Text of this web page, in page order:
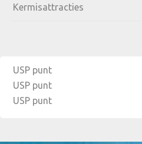
Kermisattracties
USP punt
USP punt
USP punt